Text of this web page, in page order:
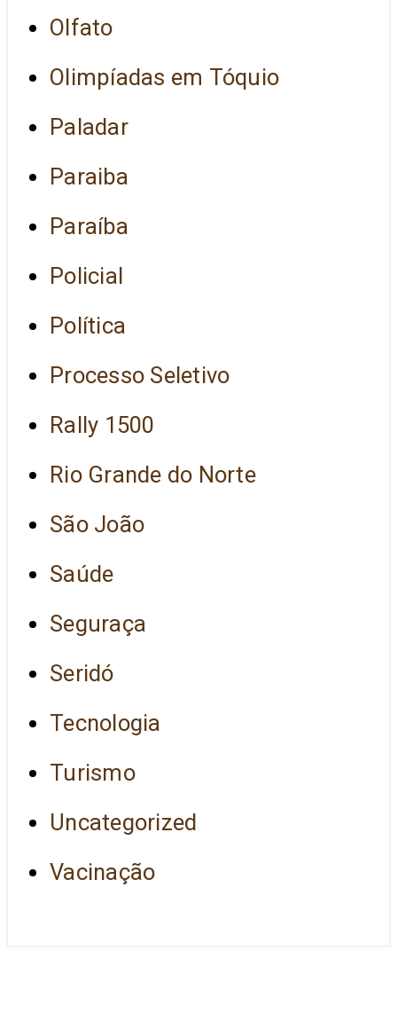
Olfato
Olimpíadas em Tóquio
Paladar
Paraiba
Paraíba
Policial
Política
Processo Seletivo
Rally 1500
Rio Grande do Norte
São João
Saúde
Seguraça
Seridó
Tecnologia
Turismo
Uncategorized
Vacinação